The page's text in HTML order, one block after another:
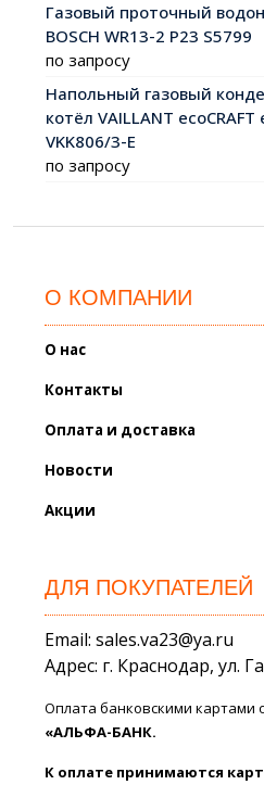
Газовый проточный
BOSCH WR13-2 P23 S5799
по запросу
Напольный газовый
котёл VAILLANT
VKK806/3-E
по запросу
О КОМПАНИИ
О нас
Контакты
Оплата и доставка
Новости
Акции
ДЛЯ ПОКУПАТЕЛЕЙ
Email: sales.va23@ya.ru
Адрес: г. Краснодар, ул.
Оплата банковскими картами
«АЛЬФА-БАНК.
К оплате принимаются